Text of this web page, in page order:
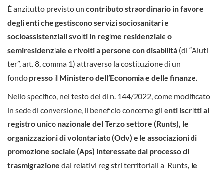
È anzitutto previsto un contributo straordinario in favore
degli enti che gestiscono servizi sociosanitari e
socioassistenziali svolti in regime residenziale o
semiresidenziale e rivolti a persone con disabilità (dl “Aiuti
ter”, art. 8, comma 1) attraverso la costituzione di un
fondo presso il Ministero dell’Economia e delle finanze.
Nello specifico, nel testo del dl n. 144/2022, come modificato
in sede di conversione, il beneficio concerne gli enti iscritti al
registro unico nazionale del Terzo settore (Runts), le
organizzazioni di volontariato (Odv) e le associazioni di
promozione sociale (Aps) interessate dal processo di
trasmigrazione dai relativi registri territoriali al Runts , le